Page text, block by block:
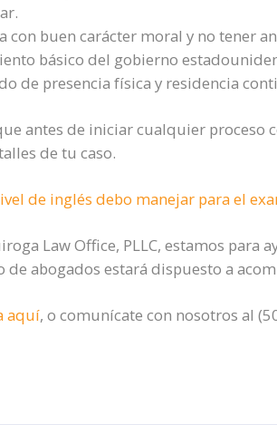
con buen carácter moral y no tener
básico del gobierno
de presencia física y residencia
antes de iniciar cualquier proceso
de tu caso.
de inglés debo manejar para el
Law Office, PLLC, estamos para
de abogados estará dispuesto a
aquí, o comunícate con nosotros al